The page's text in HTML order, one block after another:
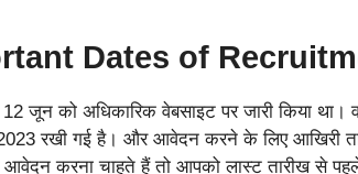
Dates of
जून को अधिकारिक वेबसाइट पर जारी किया
रखी गई है। और आवेदन करने के लिए आखिरी
करना चाहते हैं तो आपको लास्ट तारीख से